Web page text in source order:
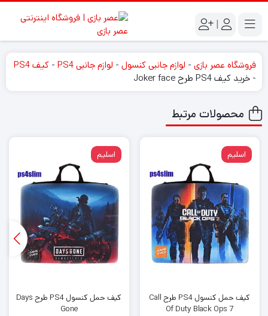
|
فروشگاه عصر بازی - لوازم جانبی کنسول - لوازم جانبی PS4 - کیف PS4
- خرید کیف PS4 طرح Joker face
محصولات مرتبط
اسلیم
کیف حمل کنسول PS4 طرح Call
Of Duty Black Ops 7
اسلیم
کیف حمل کنسول PS4 طرح Days
Gone